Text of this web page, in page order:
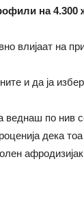
на 4.300
влијаат на
и да ја
веднаш по нив
дека